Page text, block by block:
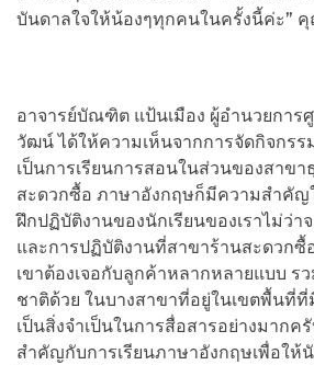
บันดาลใจให้น้องๆทุกคนในครั้งนี้ค่ะ”
อาจารย์บัณฑิต แป้นเมือง ผู้อำนวยการ
วัฒน์ ได้ให้ความเห็นจากการจัดกิจกรร
เป็นการเรียนการสอนในส่วนของสาข
สะดวกซื้อ ภาษาอังกฤษก็มีความสำคัญ
ฝึกปฏิบัติงานของนักเรียนของเราไม่ว่า
และการปฏิบัติงานที่สาขาร้านสะดวกซื้
เขาต้องเจอกับลูกค้าหลากหลายแบบ ร
ชาติด้วย ในบางสาขาที่อยู่ในเขตพื้นที่
เป็นสิ่งจำเป็นในการสื่อสารอย่างมากค
สำคัญกับการเรียนภาษาอังกฤษเพื่อให้